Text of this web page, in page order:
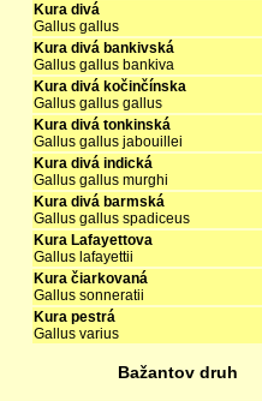
Kura divá
Gallus gallus
Kura divá bankivská
Gallus gallus bankiva
Kura divá kočinčínska
Gallus gallus gallus
Kura divá tonkinská
Gallus gallus jabouillei
Kura divá indická
Gallus gallus murghi
Kura divá barmská
Gallus gallus spadiceus
Kura Lafayettova
Gallus lafayettii
Kura čiarkovaná
Gallus sonneratii
Kura pestrá
Gallus varius
Bažantov druh